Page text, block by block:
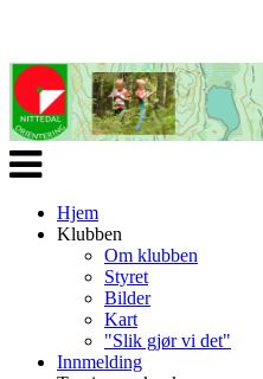
Veksle
navigasjon
Hjem
Klubben
Om klubben
Styret
Bilder
Kart
"Slik gjør vi det"
Innmelding